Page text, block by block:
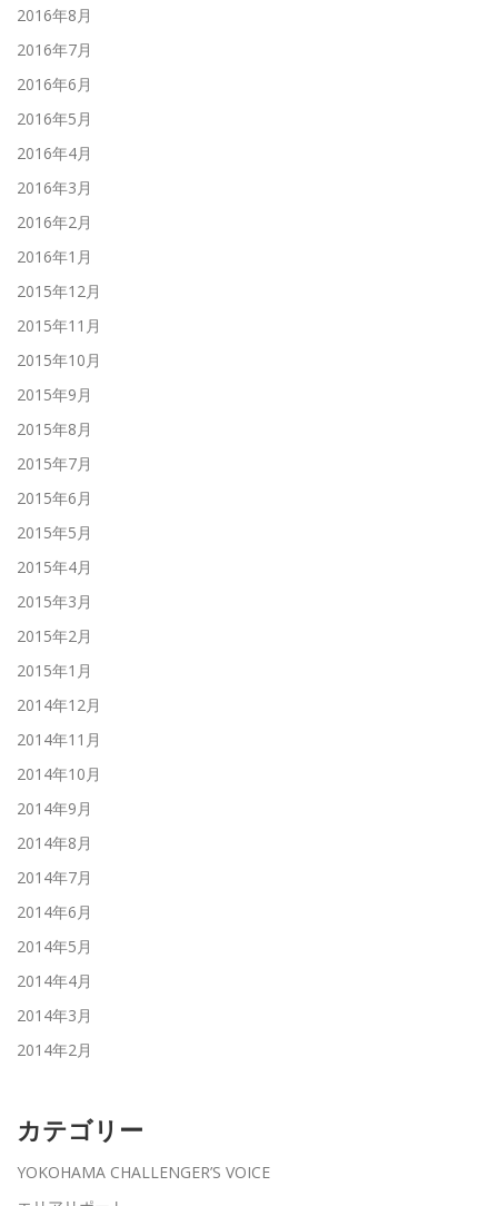
2016年8月
2016年7月
2016年6月
2016年5月
2016年4月
2016年3月
2016年2月
2016年1月
2015年12月
2015年11月
2015年10月
2015年9月
2015年8月
2015年7月
2015年6月
2015年5月
2015年4月
2015年3月
2015年2月
2015年1月
2014年12月
2014年11月
2014年10月
2014年9月
2014年8月
2014年7月
2014年6月
2014年5月
2014年4月
2014年3月
2014年2月
カテゴリー
YOKOHAMA CHALLENGER’S VOICE